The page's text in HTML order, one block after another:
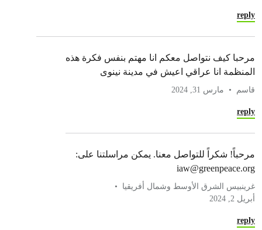
reply
مرحبا كيف نتواصل معكم انا مهتم بنفس فكرة هذه
المنظمة انا عراقي اعيش في مدينة نينوى
قاسم مارس 31, 2024
reply
مرحباً! شكراً للتواصل معنا. يمكن مراسلتنا على:
iaw@greenpeace.org
غرينبيس الشرق الأوسط وشمال أفريقيا
أبريل 2, 2024
reply